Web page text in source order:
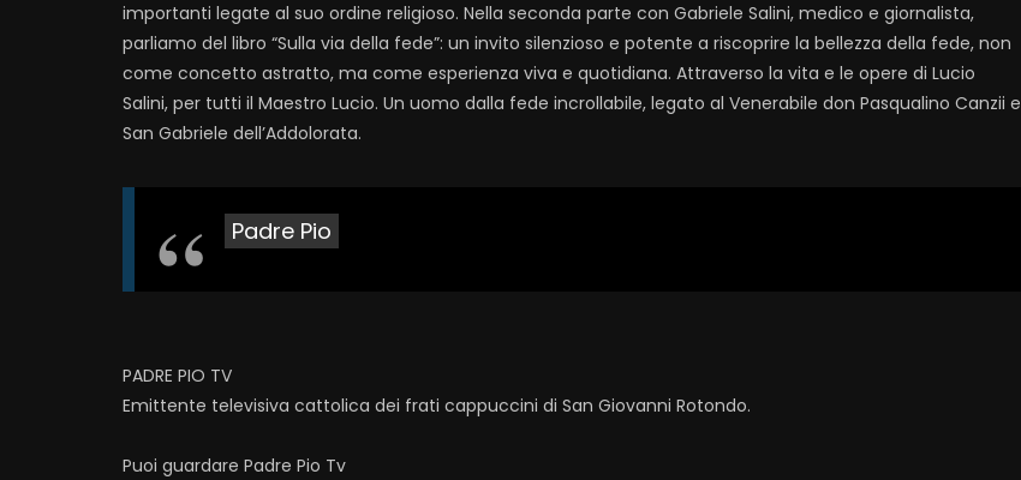
importanti legate al suo ordine religioso. Nella seconda parte con Gabriele Salini, medico e giornalista,
parliamo del libro “Sulla via della fede”: un invito silenzioso e potente a riscoprire la bellezza della fede, non
come concetto astratto, ma come esperienza viva e quotidiana. Attraverso la vita e le opere di Lucio
Salini, per tutti il Maestro Lucio. Un uomo dalla fede incrollabile, legato al Venerabile don Pasqualino Canzii e
San Gabriele dell’Addolorata.
Padre Pio
PADRE PIO TV
Emittente televisiva cattolica dei frati cappuccini di San Giovanni Rotondo.
Puoi guardare Padre Pio Tv